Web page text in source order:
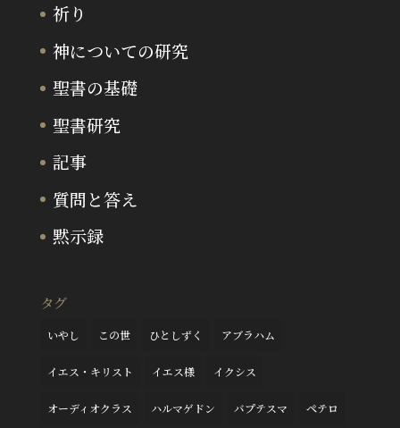
祈り
神についての研究
聖書の基礎
聖書研究
記事
質問と答え
黙示録
タグ
いやし この世 ひとしずく アブラハム
イエス・キリスト イエス様 イクシス
オーディオクラス ハルマゲドン バプテスマ ペテロ